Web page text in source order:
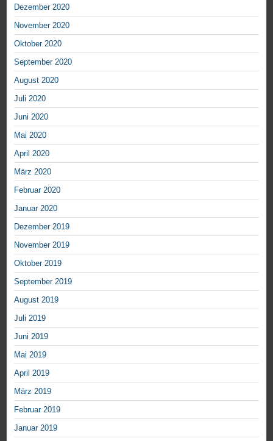
Dezember 2020
November 2020
Oktober 2020
September 2020
August 2020
Juli 2020
Juni 2020
Mai 2020
April 2020
März 2020
Februar 2020
Januar 2020
Dezember 2019
November 2019
Oktober 2019
September 2019
August 2019
Juli 2019
Juni 2019
Mai 2019
April 2019
März 2019
Februar 2019
Januar 2019